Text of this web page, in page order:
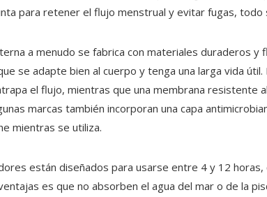
para retener el flujo menstrual y evitar fugas, todo
a menudo se fabrica con materiales duraderos
se adapte bien al cuerpo y tenga una larga vida
el flujo, mientras que una membrana resistente
marcas también incorporan una capa
mientras se utiliza.
están diseñados para usarse entre 4 y 12
es que no absorben el agua del mar o de la